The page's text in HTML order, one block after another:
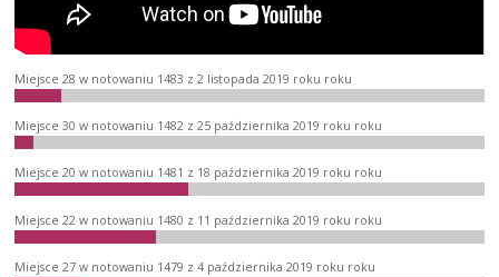
Miejsce 28 w notowaniu 1483 z 2 listopada 2019 roku roku
Miejsce 30 w notowaniu 1482 z 25 października 2019 roku roku
Miejsce 20 w notowaniu 1481 z 18 października 2019 roku roku
Miejsce 22 w notowaniu 1480 z 11 października 2019 roku roku
Miejsce 27 w notowaniu 1479 z 4 października 2019 roku roku